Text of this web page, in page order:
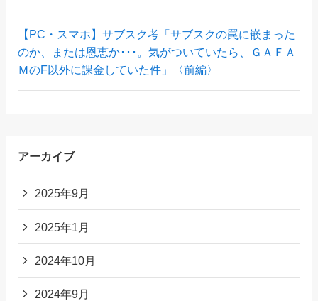
【PC・スマホ】サブスク考「サブスクの罠に嵌まった
のか、または恩恵か･･･。気がついていたら、ＧＡＦＡ
ＭのF以外に課金していた件」〈前編〉
アーカイブ
2025年9月
2025年1月
2024年10月
2024年9月